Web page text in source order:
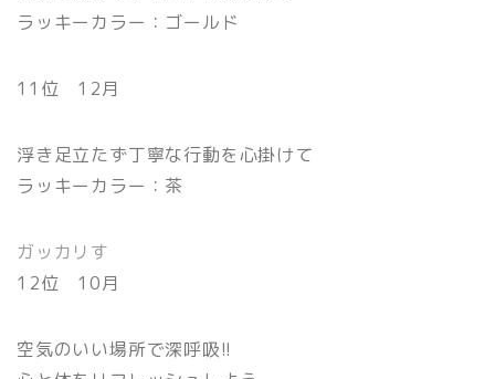
ラッキーカラー：ゴールド
11位 12月
浮き足立たず丁寧な行動を心掛けて
ラッキーカラー：茶
ガッカリす
12位 10月
空気のいい場所で深呼吸!!